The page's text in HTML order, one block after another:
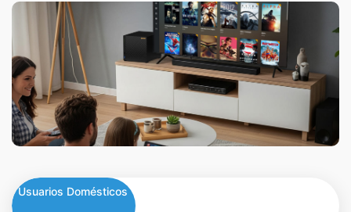
Usuarios Domésticos